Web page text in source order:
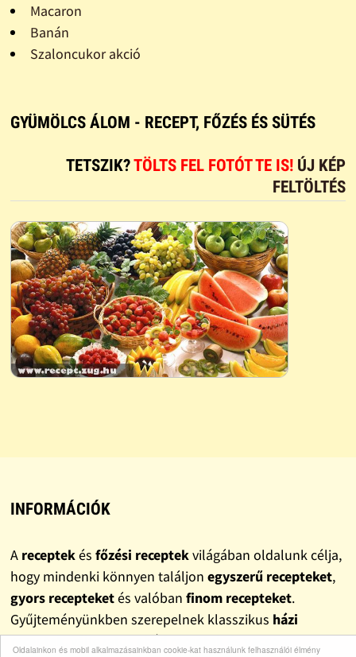
Oldalainkon és mobil alkalmazásainkban cookie-kat használunk felhasználói élmény
Macaron
Banán
Szaloncukor akció
GYÜMÖLCS ÁLOM - RECEPT, FŐZÉS ÉS SÜTÉS
TETSZIK?TÖLTS FEL FOTÓT TE IS! ÚJ KÉP
FELTÖLTÉS
INFORMÁCIÓK
A receptekés főzési receptekvilágában oldalunk célja,
hogy mindenki könnyen találjon egyszerű recepteket,
gyors recepteketés valóban finom recepteket.
Gyűjteményünkben szerepelnek klasszikus házi
receptek, változatosebéd receptekésvacsora